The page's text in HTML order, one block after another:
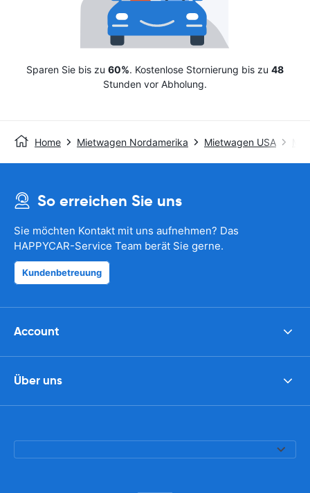
Sparen Sie bis zu 60%. Kostenlose Stornierung bis zu 48
Stunden vor Abholung.
Home Mietwagen Nordamerika Mietwagen USA
So erreichen Sie uns
Sie möchten Kontakt mit uns aufnehmen? Das
HAPPYCAR-Service Team berät Sie gerne.
Kundenbetreuung
Account
Über uns